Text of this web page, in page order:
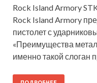
Rock Island Armory
Rock Island Armory
пистолет с
«Преимущества
именно такой слоган